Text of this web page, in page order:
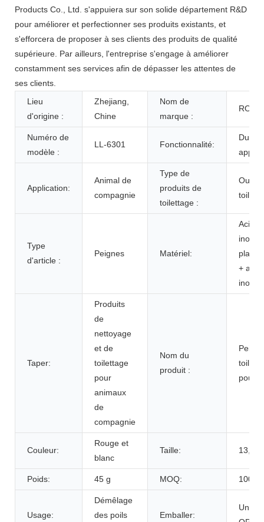
Products Co., Ltd. s'appuiera sur son solide département R&D
pour améliorer et perfectionner ses produits existants, et
s'efforcera de proposer à ses clients des produits de qualité
supérieure. Par ailleurs, l'entreprise s'engage à améliorer
constamment ses services afin de dépasser les attentes de
ses clients.
Lieu
d'origine :
Zhejiang,
Chine
Nom de
marque :
Numéro de
modèle :
LL-6301 Fonctionnalité:
Application:
Animal de
compagnie
Type de
produits de
toilettage :
Outils
Type
d'article :
Peignes Matériel:
Acier
+ acier
Taper:
Produits
de
nettoyage
et de
toilettage
pour
animaux
de
compagnie
Nom du
produit :
pour
Couleur:
Rouge et
blanc
Taille: 13,5 x
Poids: 45 g MOQ: 100
Usage:
Démêlage
des poils
Emballer:
Un